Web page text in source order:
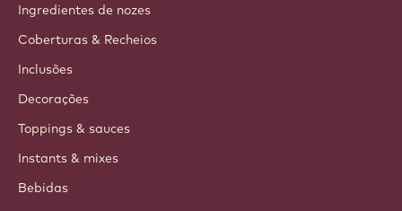
Ingredientes de nozes
Coberturas & Recheios
Inclusões
Decorações
Toppings & sauces
Instants & mixes
Bebidas